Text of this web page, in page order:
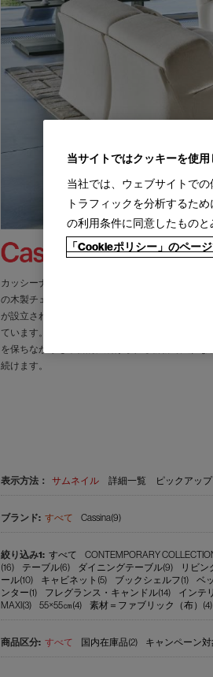
カッシーナは創業以来、インテリアの未来をデ
の木製チェアの製造に始まり、その後豪華客船
が設立されると、5０年代にはモダンファーニチ
ています。この普遍的なクオリティを支えるの
を保ちながらも革新的に続けられる斬新で大胆
続けます。
表示方法： サムネイル 詳細一覧 ピックアップ
すべて Cassina(9)
すべて CONTEMPORARY
(16)
テーブル(6) ダイニングテーブル(9) リビン
ール(10)
キャビネット(5) ブックシェルフ(1) ベ
ンター(1)
フレグランス・キャンドル(14) インテ
MAXI(3)
55×55㎝(4) 素材＝ファブリック（布）(4)
すべて 国内在庫品(2) キャンペーン対
当サイトではクッキーを使
当社では、ウェブサイトで
トラフィックを分析するた
の利用条件に同意したものと
「Cookieポリシー」のペー